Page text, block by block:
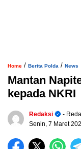
Home / Berita Polda / News
Mantan
kepada NKRI
Redaksi
-
Senin, 7 Maret